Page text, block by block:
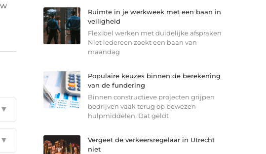
▼
▼
Ruimte in je werkweek met een baan in
veiligheid
Flexibel werken met duidelijke afspraken
Niet iedereen zoekt een baan van
maandag
Populaire keuzes binnen de berekening
van de fundering
Binnen constructieve projecten grijpen
bedrijven vaak terug op bewezen
hulpmiddelen. Dat geldt
Vergeet de verkeersregelaar in Utrecht
niet